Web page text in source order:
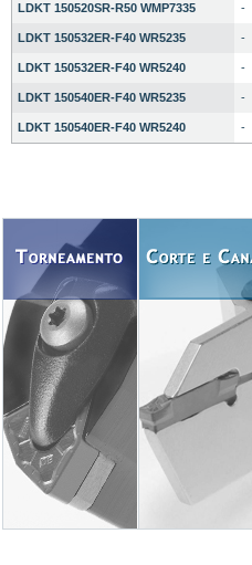
LDKT 150520SR-R50 WMP7335 -
LDKT 150532ER-F40 WR5235 -
LDKT 150532ER-F40 WR5240 -
LDKT 150540ER-F40 WR5235 -
LDKT 150540ER-F40 WR5240 -